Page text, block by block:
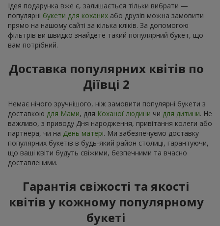
Ідея подарунка вже є, залишається тільки вибрати —
популярні букети для коханих або друзів можна замовити
прямо на нашому сайті за кілька кліків. За допомогою
фільтрів ви швидко знайдете такий популярний букет, що
вам потрібний.
Доставка популярних квітів по
Діївці 2
Немає нічого зручнішого, ніж замовити популярні букети з
доставкою для Мами, для Коханої людини чи для дитини. Не
важливо, з приводу Дня народження, привітання колеги або
партнера, чи на День матері. Ми забезпечуємо доставку
популярних букетів в будь-який район столиці, гарантуючи,
що ваші квіти будуть свіжими, безпечними та вчасно
доставленими.
Гарантія свіжості та якості
квітів у кожному популярному
букеті